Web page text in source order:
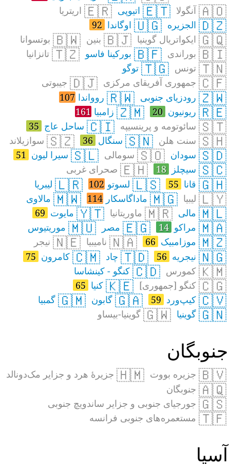
🇦🇴آنگولا 🇪🇹اتیوپی 🇪🇷اریتریا
🇩🇿الجزیره 🇺🇬اوگاندا 92
🇬🇶ایکواتریال گوینیا 🇧🇯بنین 🇧🇼بوتسوانا
🇧🇮بوراندی 🇧🇫بورکینا فاسو 🇹🇿تانزانیا
🇹🇳تونس 🇹🇬توگو
🇨🇫جمهوری آفریقای مرکزی 🇩🇯جیبوتی
🇿🇼رودزیای جنوبی 🇷🇼روواندا 107
🇷🇪ریونیون 20
🇿🇲زامبیا 161
🇸🇹سائوتومه و پرینسیپه 🇨🇮ساحل عاج 35
🇸🇭سنت هلن 🇸🇳سنگال 36
🇸🇿سوازیلاند
🇸🇩سودان 🇸🇴سومالی 🇸🇱سیرا لیون 51
🇸🇨سیچلز 18
🇪🇭صحرای غربی
🇬🇭قانا 55
🇱🇸لسوتو 102
🇱🇷لیبریا
🇱🇾لیبیا 🇲🇬ماداگاسکار 114
🇲🇼مالاوی
🇲🇱مالی 🇲🇷ماوریتانیا 🇾🇹مایوت 69
🇲🇦مراکو 14
🇪🇬مصر 🇲🇺موریتیوس
🇲🇿موزامبیک 66
🇳🇦نامیبیا 🇳🇪نیجر
🇳🇬نیجریه 56
🇹🇩چاد 🇨🇲کامرون 75
🇰🇲کمورس 🇨🇩کنگو - کینشاسا
🇨🇬کنگو [جمهوری] 🇰🇪کنیا 65
🇨🇻کیپ‌ورد 59
🇬🇦گابون 🇬🇲گمبیا
🇬🇳گوینیا 🇬🇼گوینیا-بیساو
جنوبگان
🇧🇻جزیره بووت 🇭🇲جزیرهٔ هرد و جزایر مک‌دونالد
🇦🇶جنوبگان
🇬🇸جورجیای جنوبی و جزایر ساندویچ جنوبی
🇹🇫مستعمره‌های جنوبی فرانسه
آسیا